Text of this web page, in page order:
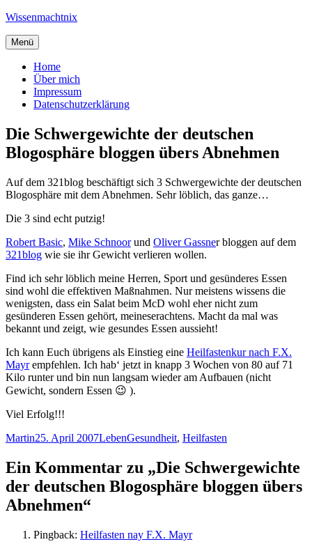
Zum
springen
Wissenmachtnix
Menü
Home
Über mich
Impressum
Datenschutzerklärung
Die Schwergewichte der deutschen
Blogosphäre bloggen übers Abnehmen
Auf dem 321blog beschäftigt sich 3 Schwergewichte der deutschen
Blogosphäre mit dem Abnehmen. Sehr löblich, das ganze…
Die 3 sind echt putzig!
Robert Basic, Mike Schnoorund Oliver Gassner bloggen auf dem
321blog wie sie ihr Gewicht verlieren wollen.
Find ich sehr löblich meine Herren, Sport und gesünderes Essen
sind wohl die effektiven Maßnahmen. Nur meistens wissens die
wenigsten, dass ein Salat beim McD wohl eher nicht zum
gesünderen Essen gehört, meineserachtens. Macht da mal was
bekannt und zeigt, wie gesundes Essen aussieht!
Ich kann Euch übrigens als Einstieg eine Heilfastenkur nach F.X.
Mayrempfehlen. Ich hab‘ jetzt in knapp 3 Wochen von 80 auf 71
Kilo runter und bin nun langsam wieder am Aufbauen (nicht
Gewicht, sondern Essen 😉 ).
Viel Erfolg!!!
Autor
MartinVeröffentlicht
25. April 2007Kategorien
LebenSchlagwörter
Gesundheit, Heilfasten
Ein Kommentar zu „Die Schwergewichte
der deutschen Blogosphäre bloggen übers
Abnehmen“
Pingback: Heilfasten nay F.X. Mayr